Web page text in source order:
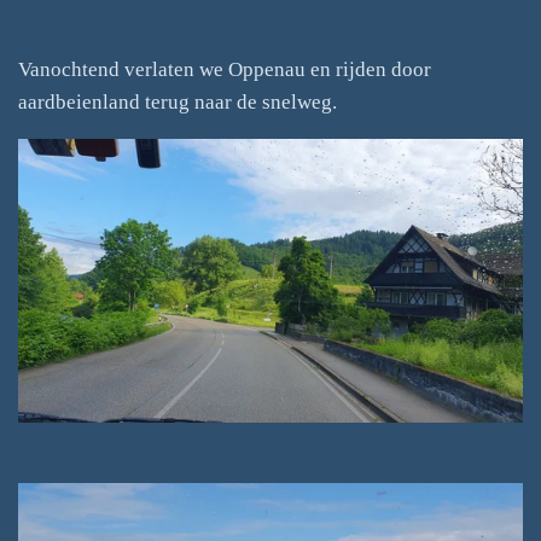
Vanochtend verlaten we Oppenau en rijden door
aardbeienland terug naar de snelweg.